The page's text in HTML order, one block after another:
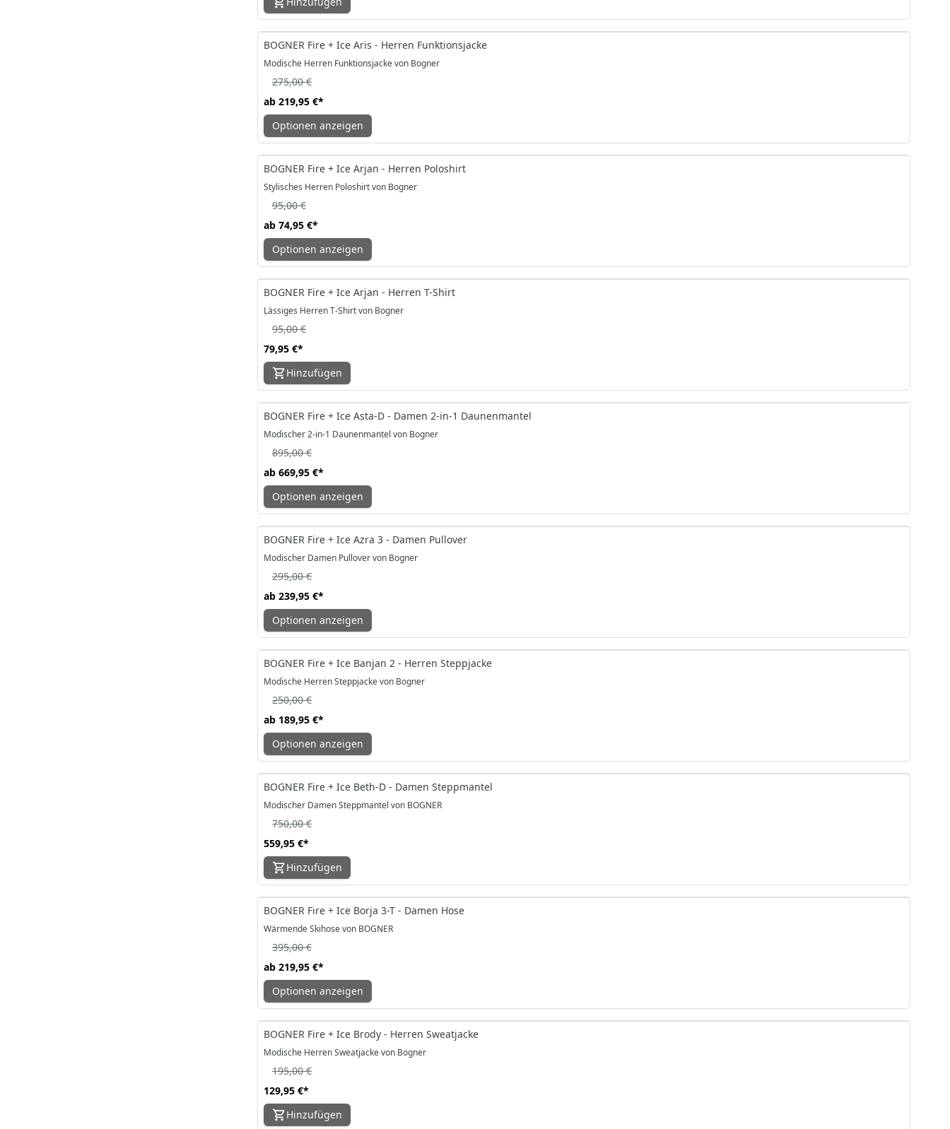
-20%
BOGNER Fire + Ice Aris - Herren Funktionsjacke
Modische Herren Funktionsjacke von Bogner
ab 219,95 €*
275,00 €
Optionen anzeigen
-21%
BOGNER Fire + Ice Arjan - Herren Poloshirt
Stylisches Herren Poloshirt von Bogner
ab 74,95 €*
95,00 €
Optionen anzeigen
-16%
BOGNER Fire + Ice Arjan - Herren T-Shirt
Lässiges Herren T-Shirt von Bogner
79,95 €*
95,00 €
Hinzufügen
-25%
BOGNER Fire + Ice Asta-D - Damen 2-in-1 Daunenmantel
Modischer 2-in-1 Daunenmantel von Bogner
ab 669,95 €*
895,00 €
Optionen anzeigen
-19%
BOGNER Fire + Ice Azra 3 - Damen Pullover
Modischer Damen Pullover von Bogner
ab 239,95 €*
295,00 €
Optionen anzeigen
-24%
BOGNER Fire + Ice Banjan 2 - Herren Steppjacke
Modische Herren Steppjacke von Bogner
ab 189,95 €*
250,00 €
Optionen anzeigen
-25%
BOGNER Fire + Ice Beth-D - Damen Steppmantel
Modischer Damen Steppmantel von BOGNER
559,95 €*
750,00 €
Hinzufügen
-44%
BOGNER Fire + Ice Borja 3-T - Damen Hose
Wärmende Skihose von BOGNER
ab 219,95 €*
395,00 €
Optionen anzeigen
-33%
BOGNER Fire + Ice Brody - Herren Sweatjacke
Modische Herren Sweatjacke von Bogner
129,95 €*
195,00 €
Hinzufügen